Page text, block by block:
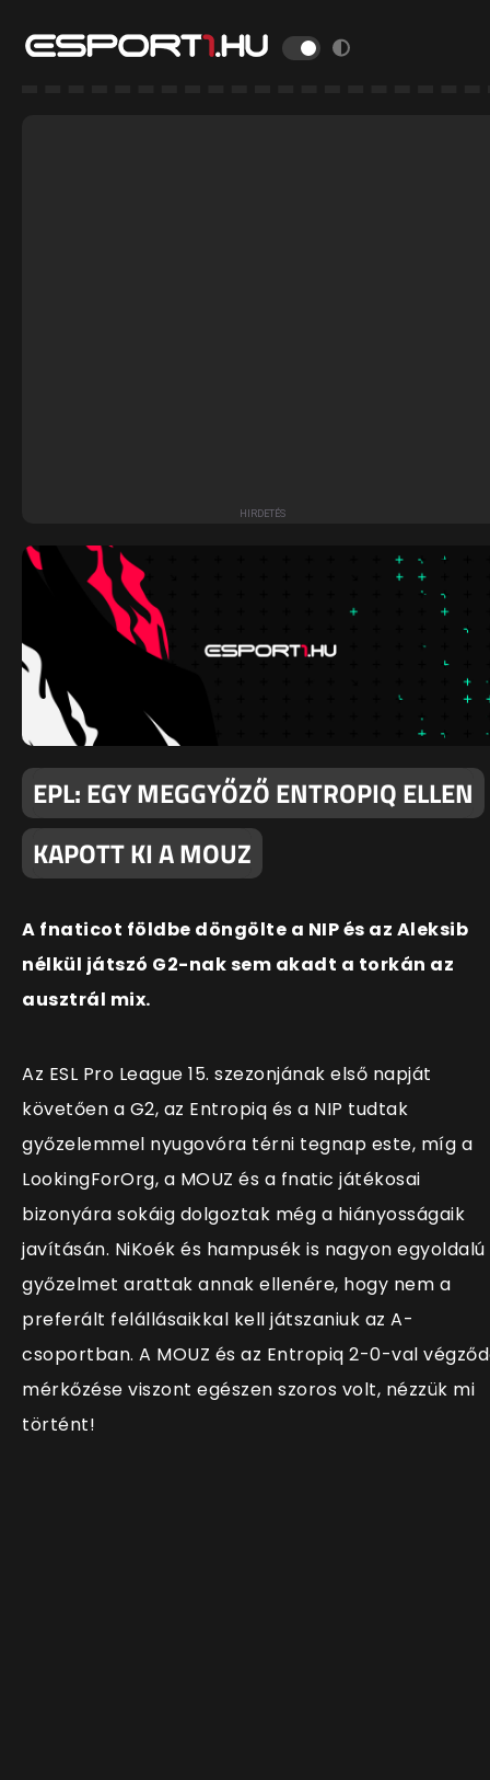
EPL: EGY MEGGYŐZŐ ENTROPIQ ELLEN
KAPOTT KI A MOUZ
A fnaticot földbe döngölte a NIP és az Aleksib
nélkül játszó G2-nak sem akadt a torkán az
ausztrál mix.
Az ESL Pro League 15. szezonjának első napját
követően a G2, az Entropiq és a NIP tudtak
győzelemmel nyugovóra térni tegnap este, míg a
LookingForOrg, a MOUZ és a fnatic játékosai
bizonyára sokáig dolgoztak még a hiányosságaik
javításán. NiKoék és hampusék is nagyon egyoldalú
győzelmet arattak annak ellenére, hogy nem a
preferált felállásaikkal kell játszaniuk az A-
csoportban. A MOUZ és az Entropiq 2-0-val
mérkőzése viszont egészen szoros volt, nézzük mi
történt!